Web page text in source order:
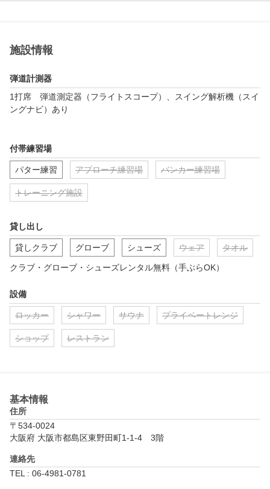
施設情報
弾道計測器
1打席　弾道測定器（フライトスコープ）、スイング解析機（スイ
ングナビ）あり
付帯練習場
パター練習 アプローチ練習場 バンカー練習場
トレーニング施設
貸し出し
貸しクラブ グローブ シューズ ウェア タオル
クラブ・グローブ・シューズレンタル無料（手ぶらOK）
設備
ロッカー シャワー サウナ プライベートレンジ
ショップ レストラン
基本情報
住所
〒534-0024
大阪府 大阪市都島区東野田町1-1-4　3階
連絡先
TEL : 06-4981-0781